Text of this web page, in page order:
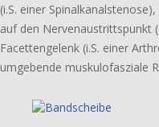
(i.S. einer
auf den Nervenaustrittspunkt
Facettengelenk (i.S. einer
umge­ben­de musku­lo­fas­zia­le